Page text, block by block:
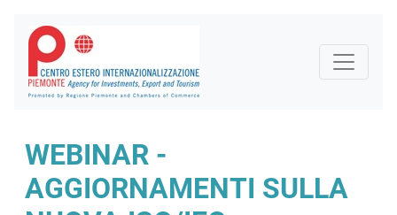
WEBINAR -
AGGIORNAMENTI SULLA